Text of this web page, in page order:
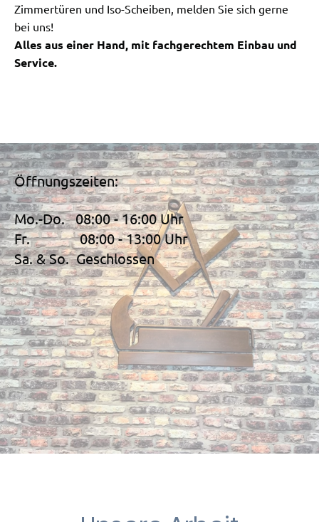
Zimmertüren und Iso-Scheiben, melden Sie sich gerne
bei uns!
Alles aus einer Hand, mit fachgerechtem Einbau und
Service.
Öffnungszeiten:
Mo.-Do. 08:00 - 16:00 Uhr
Fr. 08:00 - 13:00 Uhr
Sa. & So. Geschlossen